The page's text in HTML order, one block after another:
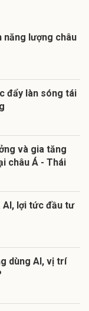
năng lượng châu
đẩy làn sóng tái
và gia tăng
châu Á - Thái
AI, lợi tức đầu tư
dùng AI, vị trí